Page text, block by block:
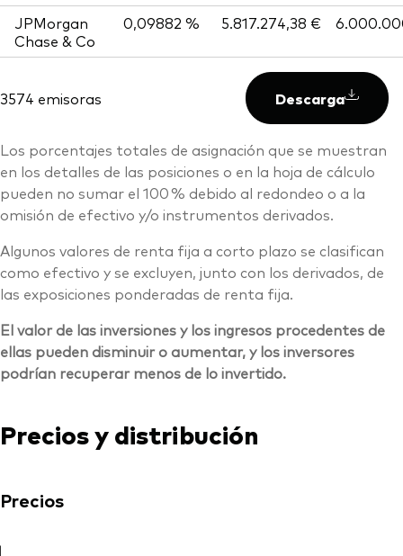
JPMorgan
Chase & Co
0,09882 % 5.817.274,38 €
3574 emisoras Descarga
Los porcentajes totales de asignación que se muestran
en los detalles de las posiciones o en la hoja de cálculo
pueden no sumar el 100 % debido al redondeo o a la
omisión de efectivo y/o instrumentos derivados.
Algunos valores de renta fija a corto plazo se clasifican
como efectivo y se excluyen, junto con los derivados, de
las exposiciones ponderadas de renta fija.
El valor de las inversiones y los ingresos procedentes de
ellas pueden disminuir o aumentar, y los inversores
podrían recuperar menos de lo invertido.
Precios y distribución
Precios